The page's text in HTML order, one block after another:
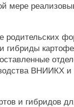
мере
родительских
гибриды
ВНИИКХ
и гибридов